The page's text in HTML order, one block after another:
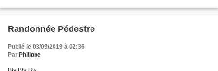
Randonnée Pédestre
Publié le 03/09/2019 à 02:36
Par Philippe